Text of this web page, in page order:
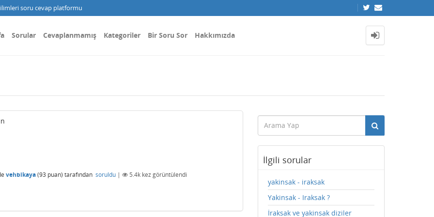
soru cevap platformu
Sorular Cevaplanmamış Kategoriler Bir Soru Sor Hakkımızda
vehbikaya(93 puan) tarafından soruldu | 5.4k kez görüntülendi
İlgili sorular
yakinsak - iraksak
Yakinsak - Iraksak ?
İraksak ve yakinsak diziler